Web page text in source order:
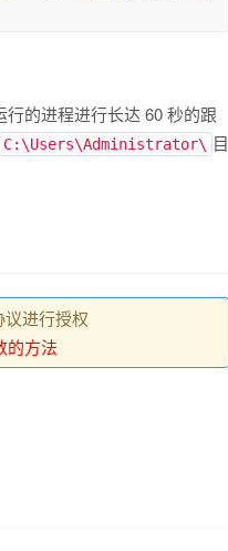
的进程进行长达 60 秒的跟
C:\Users\Administrator\ 目
议进行授权
的方法